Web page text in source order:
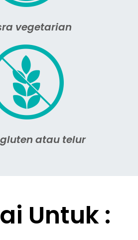
vegetarian
atau telur
Untuk :